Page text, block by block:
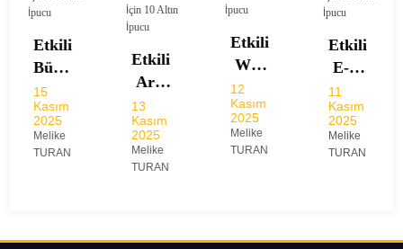
Etkili
ma
Moto
ru
10
13
Kasım
2025
Melike
Web
Tasar
ım
İçin
10
Altın
12
Kasım
2025
Melike
TURAN
Etkili
E-
Posta
Pazar
lamas
ı İçin
11
Kasım
2025
Melike
TURAN
Dijit
al
Kriz
imi
İçin
10
10
2025
TURAN